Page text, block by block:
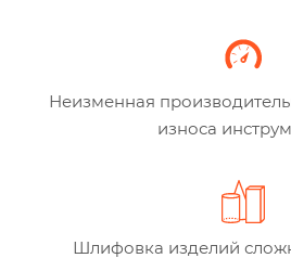
Неизменная
износа
Шлифовка изделий